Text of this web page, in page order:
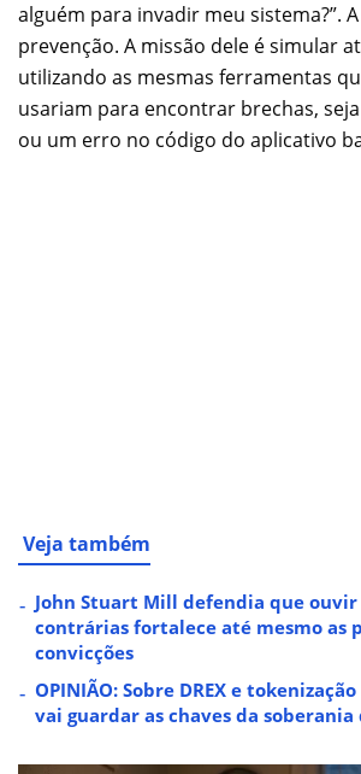
alguém para invadir meu sistema?”.
prevenção. A missão dele é simular
utilizando as mesmas ferramentas
usariam para encontrar brechas,
ou um erro no código do aplicativo
Veja também
John Stuart Mill defendia que
contrárias fortalece até mesmo as
convicções
OPINIÃO: Sobre DREX e
vai guardar as chaves da